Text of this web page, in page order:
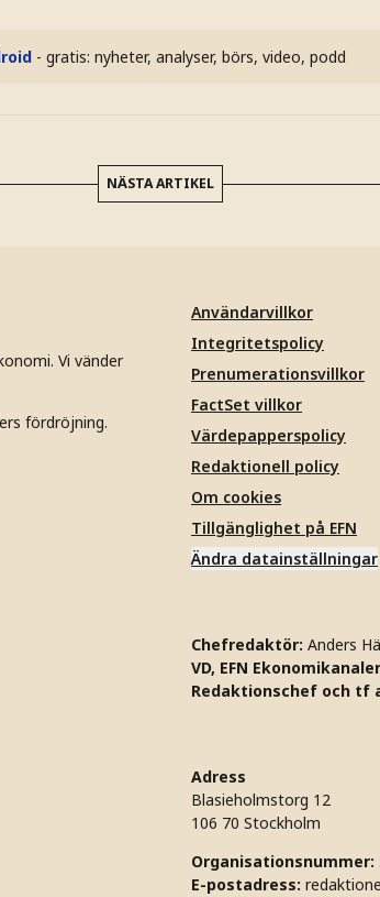
- gratis: nyheter, analyser, börs, video, podd
NÄSTA ARTIKEL
Vi vänder
fördröjning.
Användarvillkor
Integritetspolicy
Prenumerationsvillkor
FactSet villkor
Värdepapperspolicy
Redaktionell policy
Om cookies
Tillgänglighet på EFN
Ändra datainställningar
Chefredaktör: Anders
VD, EFN
Redaktionschef och tf
Adress
Blasieholmstorg 12
106 70 Stockholm
Organisationsnummer:
E-postadress: